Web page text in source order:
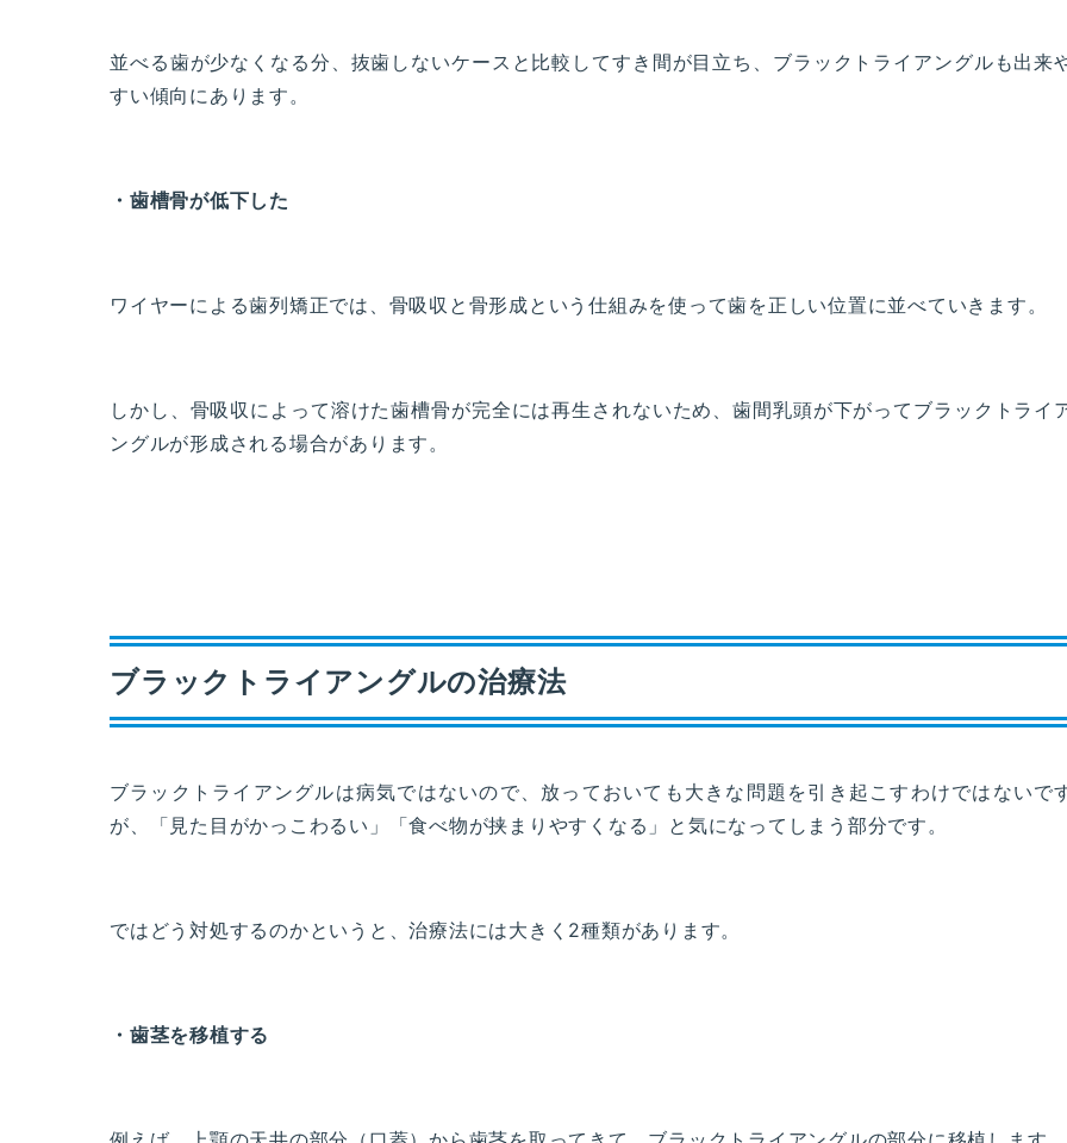
並べる歯が少なくなる分、抜歯しないケースと比較してすき間が目立ち、ブラックトライアングルも出来
すい傾向にあります。
・歯槽骨が低下した
ワイヤーによる歯列矯正では、骨吸収と骨形成という仕組みを使って歯を正しい位置に並べていきます。
しかし、骨吸収によって溶けた歯槽骨が完全には再生されないため、歯間乳頭が下がってブラックトライ
ングルが形成される場合があります。
ブラックトライアングルの治療法
ブラックトライアングルは病気ではないので、放っておいても大きな問題を引き起こすわけではないで
が、「見た目がかっこわるい」「食べ物が挟まりやすくなる」と気になってしまう部分です。
ではどう対処するのかというと、治療法には大きく2種類があります。
・歯茎を移植する